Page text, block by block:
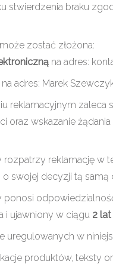
stwierdzenia braku
zostać złożona:
na adres:
na adres: Marek
reklamacyjnym zaleca
oraz wskazanie
rozpatrzy reklamację w
swojej decyzji tą samą
ponosi
i ujawniony w ciągu 2 lat
uregulowanych w
produktów, teksty